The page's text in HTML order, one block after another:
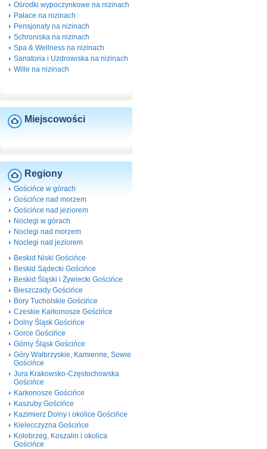
Ośrodki wypoczynkowe na nizinach
Pałace na nizinach
Pensjonaty na nizinach
Schroniska na nizinach
Spa & Wellness na nizinach
Sanatoria i Uzdrowiska na nizinach
Wille na nizinach
Miejscowości
Regiony
Gościńce w górach
Gościńce nad morzem
Gościńce nad jeziorem
Noclegi w górach
Noclegi nad morzem
Noclegi nad jeziorem
Beskid Niski Gościńce
Beskid Sądecki Gościńce
Beskid Śląski i Żywiecki Gościńce
Bieszczady Gościńce
Bory Tucholskie Gościńce
Czeskie Karkonosze Gościńce
Dolny Śląsk Gościńce
Gorce Gościńce
Górny Śląsk Gościńce
Góry Wałbrzyskie, Kamienne, Sowie
Gościńce
Jura Krakowsko-Częstochowska
Gościńce
Karkonosze Gościńce
Kaszuby Gościńce
Kazimierz Dolny i okolice Gościńce
Kielecczyzna Gościńce
Kołobrzeg, Koszalin i okolica
Gościńce